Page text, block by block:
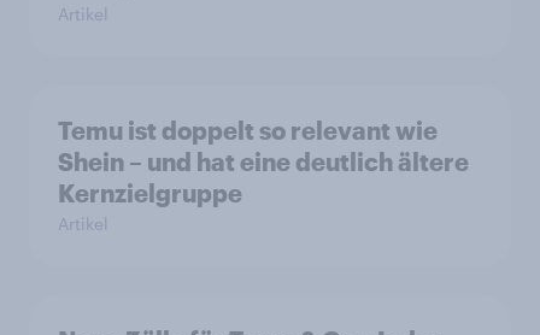
Artikel
Temu ist doppelt so relevant wie
Shein – und hat eine deutlich ältere
Kernzielgruppe
Artikel